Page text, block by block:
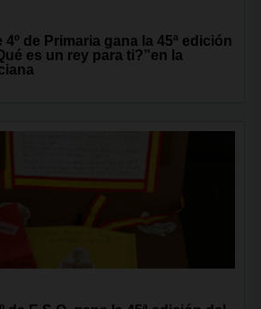
de Primaria gana la 45ª edición
es un rey para ti?”en la